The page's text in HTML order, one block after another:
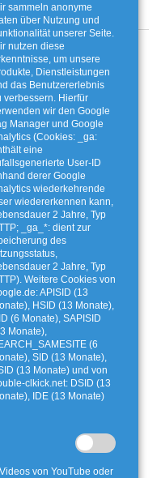
sammeln anonyme
über Nutzung und
unserer Seite.
nutzen diese
um unsere
Dienstleistungen
das Benutzererlebnis
verbessern. Hierfür
wir den Google
Manager und Google
(Cookies: _ga:
eine
User-ID
derer Google
wiederkehrende
wiedererkennen kann,
2 Jahre, Typ
_ga_*: dient zur
des
2 Jahre, Typ
Weitere Cookies von
APISID (13
HSID (13 Monate),
(6 Monate), SAPISID
Monate),
(6
SID (13 Monate),
(13 Monate) und von
clkick.net: DSID (13
IDE (13 Monate)
von YouTube oder